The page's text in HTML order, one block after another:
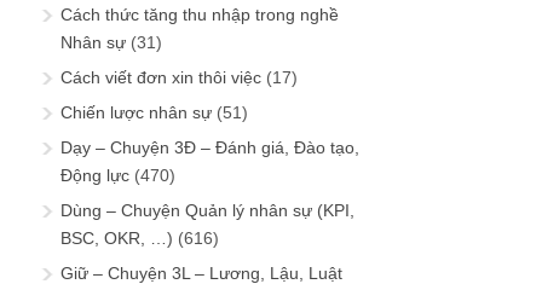
Cách thức tăng thu nhập trong nghề
Nhân sự (31)
Cách viết đơn xin thôi việc (17)
Chiến lược nhân sự (51)
Dạy – Chuyện 3Đ – Đánh giá, Đào tạo,
Động lực (470)
Dùng – Chuyện Quản lý nhân sự (KPI,
BSC, OKR, …) (616)
Giữ – Chuyện 3L – Lương, Lậu, Luật